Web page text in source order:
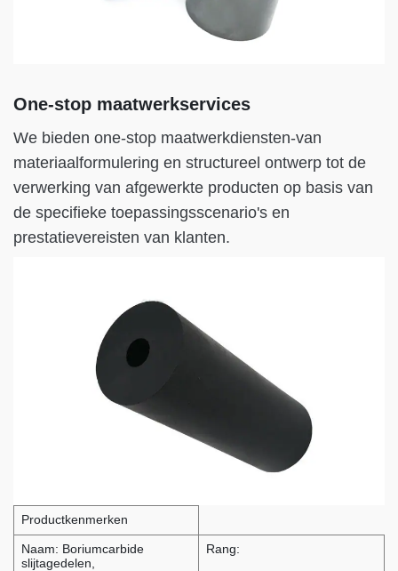
One-stop maatwerkservices
We bieden one-stop maatwerkdiensten-van
materiaalformulering en structureel ontwerp tot de
verwerking van afgewerkte producten op basis van
de specifieke toepassingsscenario's en
prestatievereisten van klanten.
Productkenmerken
Naam: Boriumcarbide
slijtagedelen,
Rang: